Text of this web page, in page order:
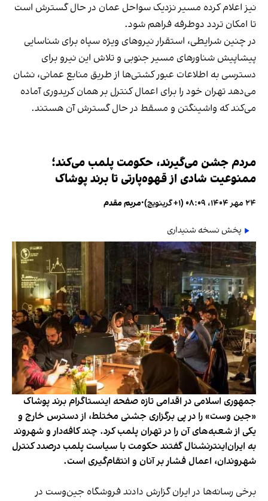
نیز اعلام کرده مسیر نزدیک سواحل عمان در حال گسترش است
تا امکان تردد دوطرفه فراهم شود.
در چنین شرایطی، استقرار نیروهای ویژه سپاه برای شناسایی
پیشاپیش شناورهای مسیر جنوبی و تلاش این نیرو برای
دسترسی به اطلاعات عبور کشتی‌ها از طریق منابع عمانی، نشان
می‌دهد تهران خود را برای اعمال کنترل بر همان کریدوری آماده
می‌کند که واشینگتن و مسقط در حال گسترش آن هستند.
مردم جشن می‌گیرند، حکومت پلمب می‌کند؛
ممنوعیت شادی از قهوه‌پارتی تا برند پوشاک
۲۴ مهر ۱۴۰۴، ۰۸:۰۹ (‎+۱ گرینویچ) •مریم مقدم
پخش نسخه شنیداری
جمهوری اسلامی در اقدامی تازه صفحه اینستاگرام برند پوشاک
«جین وست» را در پی برگزاری جشنی مختلط، از دسترس خارج و
یکی از شعبه‌های آن را در تهران پلمب کرد. چند کافه‌‌دار و شهروند
به ایران‌اینترنشنال گفتند حکومت با سیاست پلمب درصدد کنترل
شهروندان، اعمال فشار بر آنان و انتقام‌گیری است.
برخی رسانه‌ها در ایران گزارش دادند فروشگاه جین‌وست در